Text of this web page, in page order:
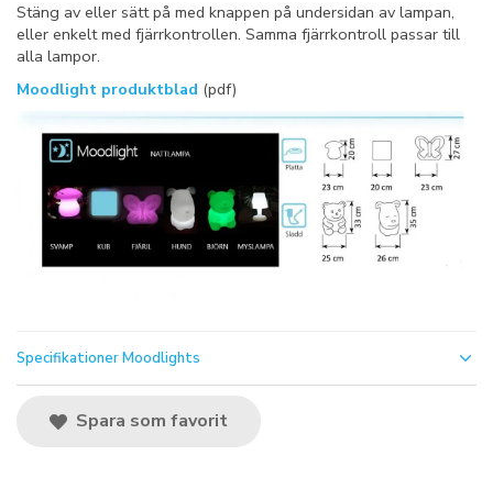
Specifikationer Moodlights
Stäng av eller sätt på med knappen på undersidan av lampan,
eller enkelt med fjärrkontrollen. Samma fjärrkontroll passar till
alla lampor.
Moodlight produktblad (pdf)
Spara som favorit